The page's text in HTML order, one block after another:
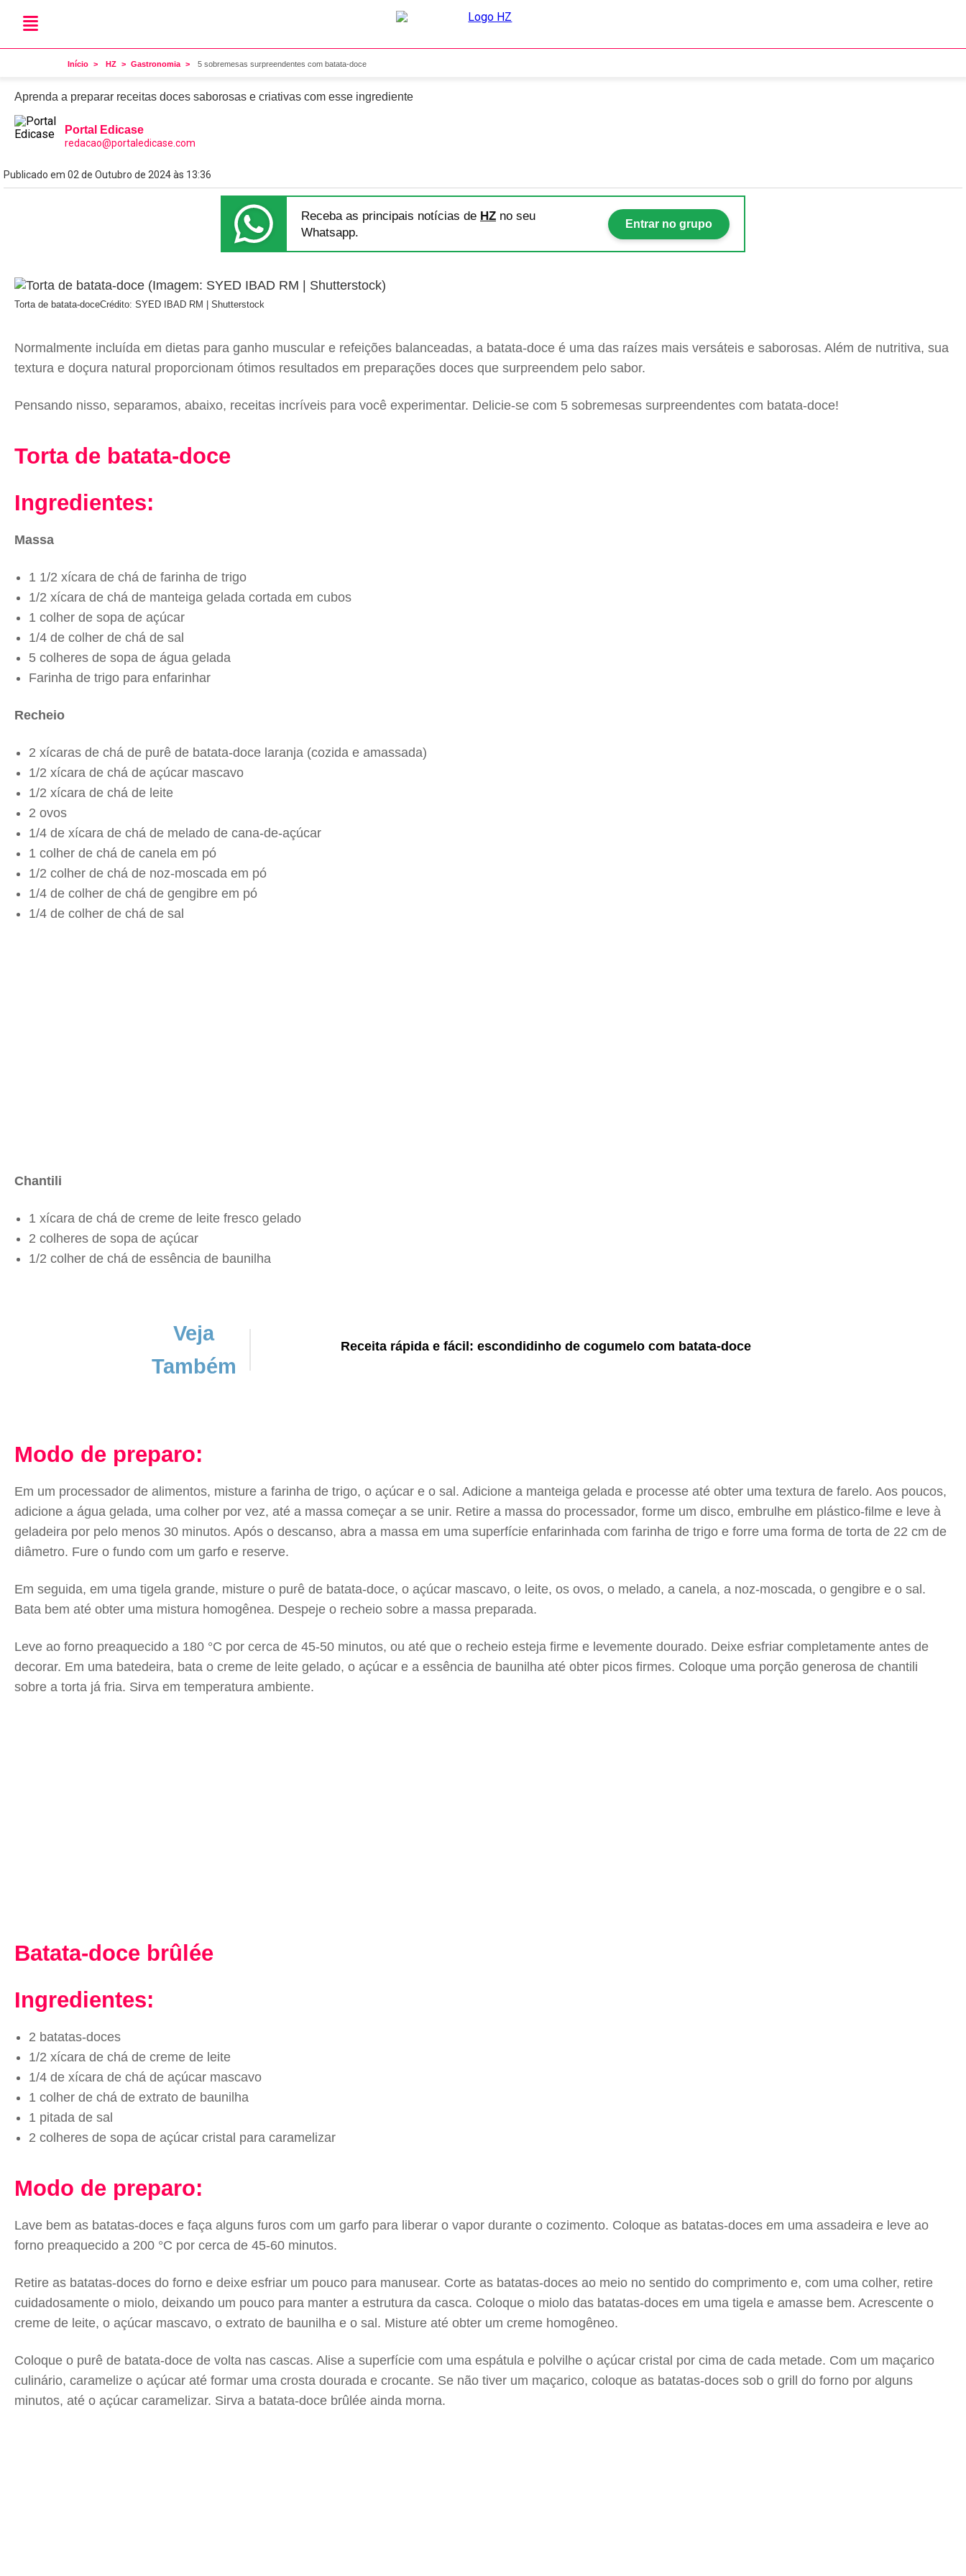
Início HZ Gastronomia 5 sobremesas surpreendentes com batata-doce
Para adoçar
5 sobremesas surpreendentes com batata-doce
Aprenda a preparar receitas doces saborosas e criativas com esse ingrediente
Portal Edicase
redacao@portaledicase.com
Publicado em 02 de Outubro de 2024 às 13:36
Receba as principais notícias de HZ no seu
Whatsapp.
Entrar no grupo
Torta de batata-doceCrédito: SYED IBAD RM | Shutterstock
Normalmente incluída em dietas para ganho muscular e refeições balanceadas, a batata-doce é uma das raízes mais versáteis e saborosas. Além de nutritiva, sua
textura e doçura natural proporcionam ótimos resultados em preparações doces que surpreendem pelo sabor.
Pensando nisso, separamos, abaixo, receitas incríveis para você experimentar. Delicie-se com 5 sobremesas surpreendentes com batata-doce!
Torta de batata-doce
Ingredientes:
Massa
1 1/2 xícara de chá de farinha de trigo
1/2 xícara de chá de manteiga gelada cortada em cubos
1 colher de sopa de açúcar
1/4 de colher de chá de sal
5 colheres de sopa de água gelada
Farinha de trigo para enfarinhar
Recheio
2 xícaras de chá de purê de batata-doce laranja (cozida e amassada)
1/2 xícara de chá de açúcar mascavo
1/2 xícara de chá de leite
2 ovos
1/4 de xícara de chá de melado de cana-de-açúcar
1 colher de chá de canela em pó
1/2 colher de chá de noz-moscada em pó
1/4 de colher de chá de gengibre em pó
1/4 de colher de chá de sal
Chantili
1 xícara de chá de creme de leite fresco gelado
2 colheres de sopa de açúcar
1/2 colher de chá de essência de baunilha
Veja
Também
Receita rápida e fácil: escondidinho de cogumelo com batata-doce
Modo de preparo:
Em um processador de alimentos, misture a farinha de trigo, o açúcar e o sal. Adicione a manteiga gelada e processe até obter uma textura de farelo. Aos poucos,
adicione a água gelada, uma colher por vez, até a massa começar a se unir. Retire a massa do processador, forme um disco, embrulhe em plástico-filme e leve à
geladeira por pelo menos 30 minutos. Após o descanso, abra a massa em uma superfície enfarinhada com farinha de trigo e forre uma forma de torta de 22 cm de
diâmetro. Fure o fundo com um garfo e reserve.
Em seguida, em uma tigela grande, misture o purê de batata-doce, o açúcar mascavo, o leite, os ovos, o melado, a canela, a noz-moscada, o gengibre e o sal.
Bata bem até obter uma mistura homogênea. Despeje o recheio sobre a massa preparada.
Leve ao forno preaquecido a 180 °C por cerca de 45-50 minutos, ou até que o recheio esteja firme e levemente dourado. Deixe esfriar completamente antes de
decorar. Em uma batedeira, bata o creme de leite gelado, o açúcar e a essência de baunilha até obter picos firmes. Coloque uma porção generosa de chantili
sobre a torta já fria. Sirva em temperatura ambiente.
Batata-doce brûlée
Ingredientes:
2 batatas-doces
1/2 xícara de chá de creme de leite
1/4 de xícara de chá de açúcar mascavo
1 colher de chá de extrato de baunilha
1 pitada de sal
2 colheres de sopa de açúcar cristal para caramelizar
Modo de preparo:
Lave bem as batatas-doces e faça alguns furos com um garfo para liberar o vapor durante o cozimento. Coloque as batatas-doces em uma assadeira e leve ao
forno preaquecido a 200 °C por cerca de 45-60 minutos.
Retire as batatas-doces do forno e deixe esfriar um pouco para manusear. Corte as batatas-doces ao meio no sentido do comprimento e, com uma colher, retire
cuidadosamente o miolo, deixando um pouco para manter a estrutura da casca. Coloque o miolo das batatas-doces em uma tigela e amasse bem. Acrescente o
creme de leite, o açúcar mascavo, o extrato de baunilha e o sal. Misture até obter um creme homogêneo.
Coloque o purê de batata-doce de volta nas cascas. Alise a superfície com uma espátula e polvilhe o açúcar cristal por cima de cada metade. Com um maçarico
culinário, caramelize o açúcar até formar uma crosta dourada e crocante. Se não tiver um maçarico, coloque as batatas-doces sob o grill do forno por alguns
minutos, até o açúcar caramelizar. Sirva a batata-doce brûlée ainda morna.